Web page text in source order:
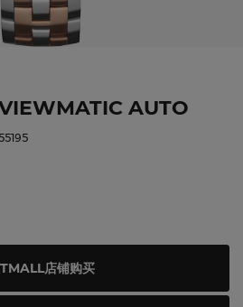
AUTO
店铺购买